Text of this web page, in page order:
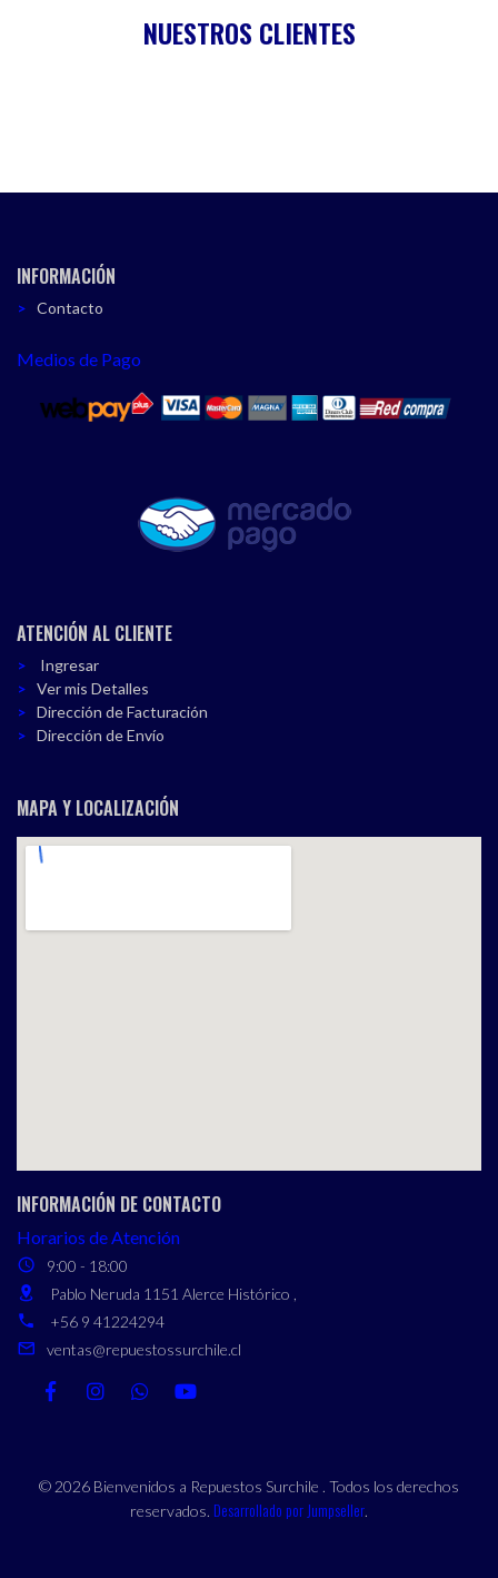
NUESTROS CLIENTES
INFORMACIÓN
Contacto
Medios de Pago
ATENCIÓN AL CLIENTE
Ingresar
Ver mis Detalles
Dirección de Facturación
Dirección de Envío
MAPA Y LOCALIZACIÓN
INFORMACIÓN DE CONTACTO
Horarios de Atención
9:00 - 18:00
Pablo Neruda 1151 Alerce Histórico ,
+56 9 41224294
ventas@repuestossurchile.cl
© 2026 Bienvenidos a Repuestos Surchile . Todos los derechos
reservados. Desarrollado por Jumpseller.